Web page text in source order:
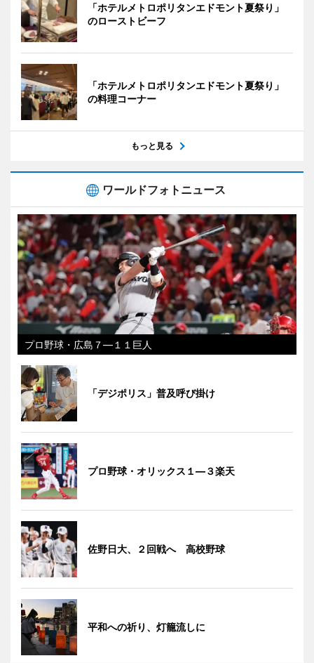
「ホテルメトロポリタンエドモント夏祭り」
のローストビーフ
「ホテルメトロポリタンエドモント夏祭り」
の料理コーナー
もっと見る
ワールドフォトニュース
プロ野球・広島７―１１巨人
「デジポリス」普及呼び掛け
プロ野球・オリックス１―３楽天
佐野日大、２回戦へ 高校野球
平和への祈り、灯籠流しに